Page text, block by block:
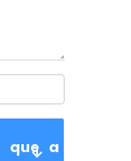
que a